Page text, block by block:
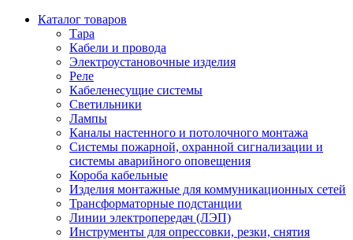
Каталог товаров
Тара
Кабели и провода
Электроустановочные изделия
Реле
Кабеленесущие системы
Светильники
Лампы
Каналы настенного и потолочного монтажа
Системы пожарной, охранной сигнализации и
системы аварийного оповещения
Короба кабельные
Изделия монтажные для коммуникационных сетей
Трансформаторные подстанции
Линии электропередач (ЛЭП)
Инструменты для опрессовки, резки, снятия